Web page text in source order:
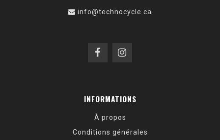
info@technocycle.ca
INFORMATIONS
À propos
Conditions générales